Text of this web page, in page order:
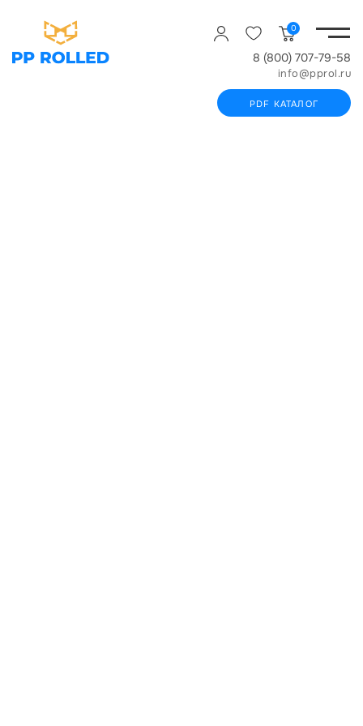
0
8 (800) 707-79-58
info@pprol.ru
PDF КАТАЛОГ